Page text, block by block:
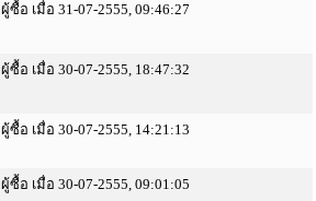
ผู้ซื้อ เมื่อ 31-07-2555, 09:46:27
ผู้ซื้อ เมื่อ 30-07-2555, 18:47:32
ผู้ซื้อ เมื่อ 30-07-2555, 14:21:13
ผู้ซื้อ เมื่อ 30-07-2555, 09:01:05